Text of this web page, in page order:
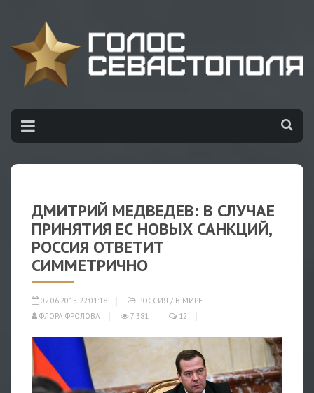
ДМИТРИЙ МЕДВЕДЕВ: В СЛУЧАЕ
ПРИНЯТИЯ ЕС НОВЫХ САНКЦИЙ,
РОССИЯ ОТВЕТИТ
СИММЕТРИЧНО
02.06.2015 22:01:18 РОССИЯ / В МИРЕ
ФЛОРА ФРОЛОВА
7 381 12